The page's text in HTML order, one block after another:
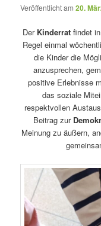
Veröffentlicht am20.
Der Kinderratfindet in
Regel einmal
die Kinder die
anzusprechen,
positive Erlebnisse
das soziale
respektvollen
Beitrag zur
Meinung zu äußern,